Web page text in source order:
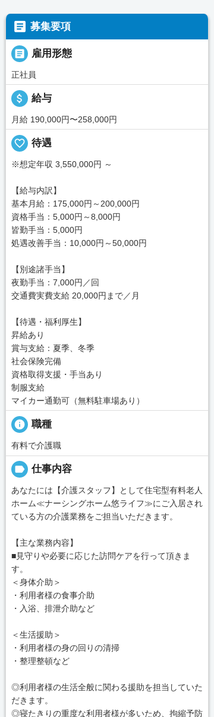
 募集要項
 雇用形態
正社員
attach_money 給与
月給 190,000円〜258,000円
favorite_border 待遇
※想定年収 3,550,000円 ～
【給与内訳】
基本月給：175,000円～200,000円
資格手当：5,000円～8,000円
皆勤手当：5,000円
処遇改善手当：10,000円～50,000円
【別途諸手当】
夜勤手当：7,000円／回
交通費実費支給 20,000円まで／月
【待遇・福利厚生】
昇給あり
賞与支給：夏季、冬季
社会保険完備
資格取得支援・手当あり
制服支給
マイカー通勤可（無料駐車場あり）
info 職種
有料で介護職
label 仕事内容
あなたには【介護スタッフ】として住宅型有料老人
ホーム≪ナーシングホーム悠ライフ≫にご入居され
ている方の介護業務をご担当いただきます。
【主な業務内容】
■見守りや必要に応じた訪問ケアを行って頂きま
す。
＜身体介助＞
・利用者様の食事介助
・入浴、排泄介助など
＜生活援助＞
・利用者様の身の回りの清掃
・整理整頓など
◎利用者様の生活全般に関わる援助を担当していた
だきます。
◎寝たきりの重度な利用者様が多いため、拘縮予防